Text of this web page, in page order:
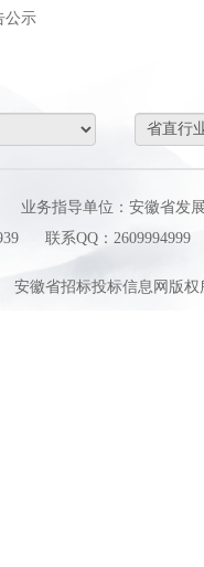
公示
业务指导单位：安徽省发
联系QQ：2609994999
安徽省招标投标信息网版